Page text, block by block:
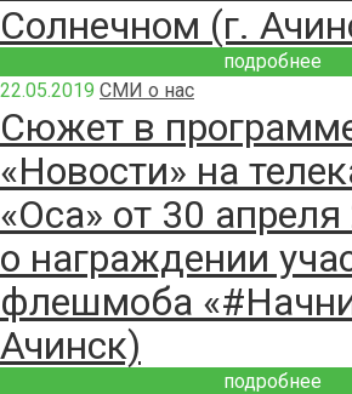
Солнечном (г.
подробнее
22.05.2019 СМИ о нас
Сюжет в
«Новости» на
«Оса» от 30
о награждении
флешмоба
Ачинск)
подробнее